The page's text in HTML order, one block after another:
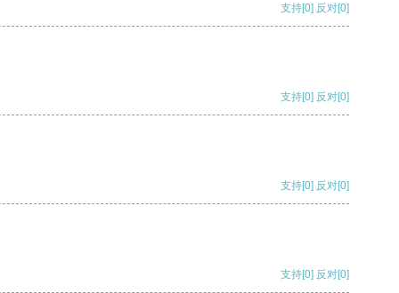
支持[0] 反对[0]
支持[0] 反对[0]
支持[0] 反对[0]
支持[0] 反对[0]